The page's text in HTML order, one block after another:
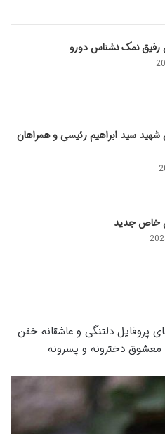
رفیق نمک نشناس دورو
سید ابراهیم رئیسی و همراهان
خاص جدید
پروفایل دلتنگی و عاشقانه خفن
دخترونه و پسرونه